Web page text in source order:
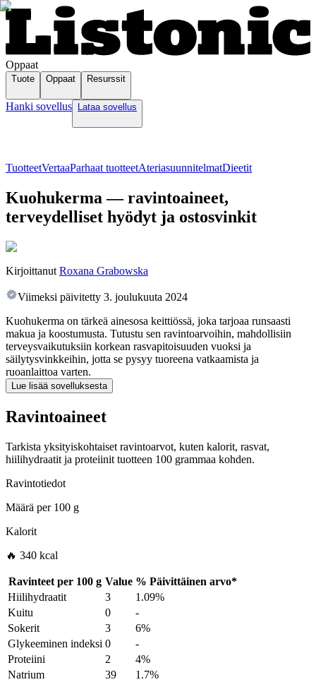
Oppaat
Tuote Oppaat Resurssit
Hanki sovellus Lataa sovellus
TuotteetVertaaParhaat tuotteetAteriasuunnitelmatDieetit
Kuohukerma — ravintoaineet,
terveydelliset hyödyt ja ostosvinkit
Kirjoittanut Roxana Grabowska
Viimeksi päivitetty 3. joulukuuta 2024
Kuohukerma on tärkeä ainesosa keittiössä, joka tarjoaa runsaasti
makua ja koostumusta. Tutustu sen ravintoarvoihin, mahdollisiin
terveysvaikutuksiin korkean rasvapitoisuuden vuoksi ja
säilytysvinkkeihin, jotta se pysyy tuoreena vatkaamista ja
ruoanlaittoa varten.
Lue lisää sovelluksesta
Ravintoaineet
Tarkista yksityiskohtaiset ravintoarvot, kuten kalorit, rasvat,
hiilihydraatit ja proteiinit tuotteen 100 grammaa kohden.
Ravintotiedot
Määrä per100 g
Kalorit
🔥 340 kcal
Ravinteet per 100 g Value % Päivittäinen arvo*
Hiilihydraatit
3
1.09%
Kuitu
0
-
Sokerit
3
6%
Glykeeminen indeksi 0
-
Proteiini
2
4%
Natrium
39
1.7%